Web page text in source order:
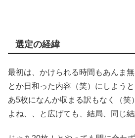
選定の経緯
最初は、かけられる時間もあんま
とか日和った内容（笑）にしよう
あ5枚になんか収まる訳もなく（笑
よね、、と広げても、結局、同じ